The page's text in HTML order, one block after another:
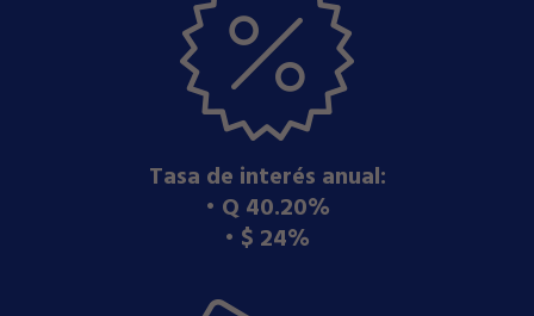
Tasa de interés anual:
•⁠ ⁠Q 40.20%
•⁠ ⁠$ 24%